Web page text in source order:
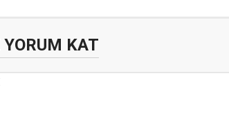
YORUM KAT